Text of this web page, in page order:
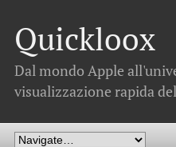
Quickloox
Dal mondo Apple
visualizzazione rapida